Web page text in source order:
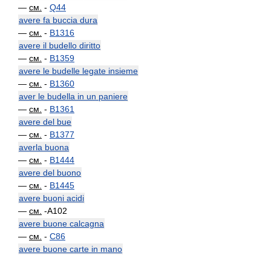
— см. - Q44
avere fa buccia dura
— см. - B1316
avere il budello diritto
— см. - B1359
avere le budelle legate insieme
— см. - B1360
aver le budella in un paniere
— см. - B1361
avere del bue
— см. - B1377
averla buona
— см. - B1444
avere del buono
— см. - B1445
avere buoni acidi
— см. -A102
avere buone calcagna
— см. - C86
avere buone carte in mano